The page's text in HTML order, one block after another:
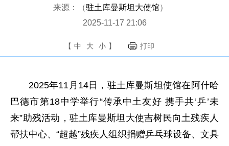
来源：（驻土库曼斯坦大使馆）
2025-11-17 21:06
【 中 大 小 】 打印
2025年11月14日，驻土库曼斯坦使馆在阿什哈
巴德市第18中学举行“传承中土友好 携手共‘乒’未
来”助残活动，驻土库曼斯坦大使吉树民向土残疾人
帮扶中心、“超越”残疾人组织捐赠乒乓球设备、文具